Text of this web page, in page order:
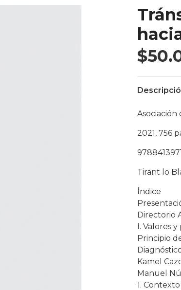
Asociación
2021, 756
Tirant lo
Índice
Directorio
I. Valores
Principio
Kamel
Manuel
1.